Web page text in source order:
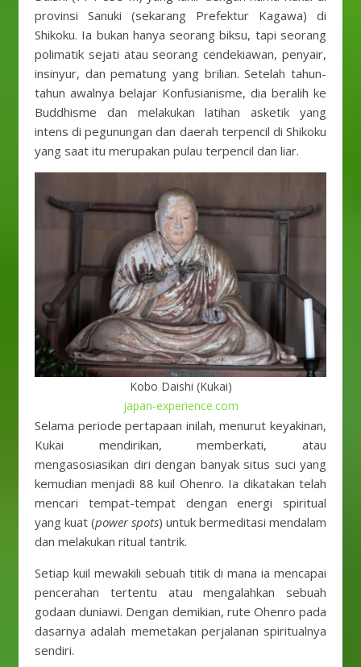
provinsi Sanuki (sekarang Prefektur Kagawa) di
Shikoku. Ia bukan hanya seorang biksu, tapi seorang
polimatik sejati atau seorang cendekiawan, penyair,
insinyur, dan pematung yang brilian. Setelah tahun-
tahun awalnya belajar Konfusianisme, dia beralih ke
Buddhisme dan melakukan latihan asketik yang
intens di pegunungan dan daerah terpencil di Shikoku
yang saat itu merupakan pulau terpencil dan liar.
Kobo Daishi (Kukai)
japan-experience.com
Selama periode pertapaan inilah, menurut keyakinan,
Kukai mendirikan, memberkati, atau
mengasosiasikan diri dengan banyak situs suci yang
kemudian menjadi 88 kuil Ohenro. Ia dikatakan telah
mencari tempat-tempat dengan energi spiritual
yang kuat (power spots) untuk bermeditasi mendalam
dan melakukan ritual tantrik.
Setiap kuil mewakili sebuah titik di mana ia mencapai
pencerahan tertentu atau mengalahkan sebuah
godaan duniawi. Dengan demikian, rute Ohenro pada
dasarnya adalah memetakan perjalanan spiritualnya
sendiri.